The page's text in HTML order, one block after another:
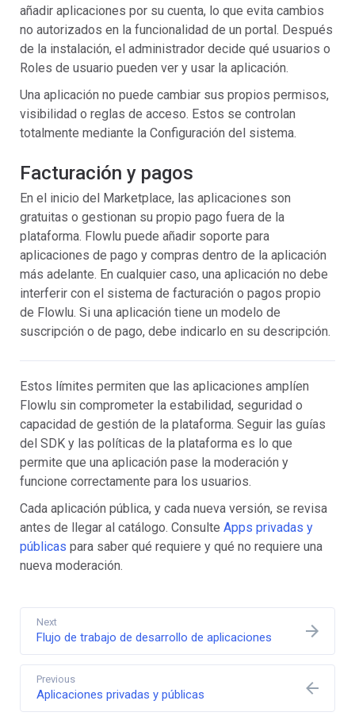
añadir aplicaciones por su cuenta, lo que evita cambios
no autorizados en la funcionalidad de un portal. Después
de la instalación, el administrador decide qué usuarios o
Roles de usuario pueden ver y usar la aplicación.
Una aplicación no puede cambiar sus propios permisos,
visibilidad o reglas de acceso. Estos se controlan
totalmente mediante la Configuración del sistema.
Facturación y pagos
En el inicio del Marketplace, las aplicaciones son
gratuitas o gestionan su propio pago fuera de la
plataforma. Flowlu puede añadir soporte para
aplicaciones de pago y compras dentro de la aplicación
más adelante. En cualquier caso, una aplicación no debe
interferir con el sistema de facturación o pagos propio
de Flowlu. Si una aplicación tiene un modelo de
suscripción o de pago, debe indicarlo en su descripción.
Estos límites permiten que las aplicaciones amplíen
Flowlu sin comprometer la estabilidad, seguridad o
capacidad de gestión de la plataforma. Seguir las guías
del SDK y las políticas de la plataforma es lo que
permite que una aplicación pase la moderación y
funcione correctamente para los usuarios.
Cada aplicación pública, y cada nueva versión, se revisa
antes de llegar al catálogo. Consulte Apps privadas y
públicas para saber qué requiere y qué no requiere una
nueva moderación.
Previous
Aplicaciones privadas y públicas
Next
Flujo de trabajo de desarrollo de aplicaciones